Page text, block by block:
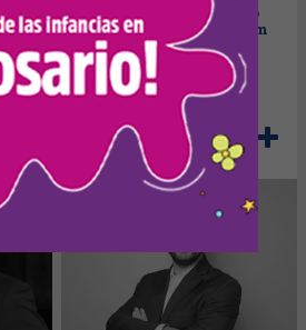
Mattia Iannone es el nuevo
P&O Head para South Latam
de Mars